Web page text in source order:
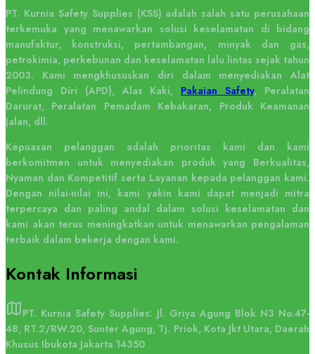
PT. Kurnia Safety Supplies (KSS) adalah salah satu perusahaan
terkemuka yang menawarkan solusi keselamatan di bidang
manufaktur, konstruksi, pertambangan, minyak dan gas,
petrokimia, perkebunan dan keselamatan lalu lintas sejak tahun
2003. Kami mengkhususkan diri dalam menyediakan Alat
Pelindung Diri (APD), Alas Kaki, Pakaian Safety, Peralatan
Darurat, Peralatan Pemadam Kebakaran, Produk Keamanan
Jalan, dll.
Kepuasan pelanggan adalah prioritas kami dan kami
berkomitmen untuk menyediakan produk yang Berkualitas,
Nyaman dan Kompetitif serta Layanan kepada pelanggan kami.
Dengan nilai-nilai ini, kami yakin kami dapat menjadi mitra
terpercaya dan paling andal dalam solusi keselamatan dan
kami akan terus meningkatkan untuk menawarkan pengalaman
terbaik dalam bekerja dengan kami.
Kontak Informasi
PT. Kurnia Safety Supplies: Jl. Griya Agung Blok N3 No.47-
48, RT.2/RW.20, Sunter Agung, Tj. Priok, Kota Jkt Utara, Daerah
Khusus Ibukota Jakarta 14350